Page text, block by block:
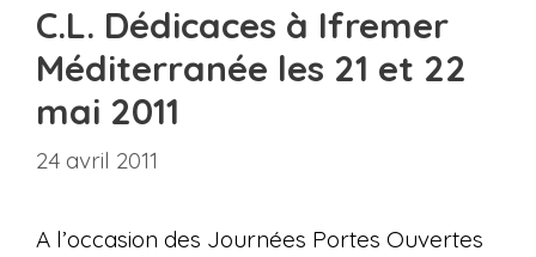
C.L. Dédicaces à Ifremer
Méditerranée les 21 et 22
mai 2011
24 avril 2011
A l’occasion des Journées Portes Ouvertes